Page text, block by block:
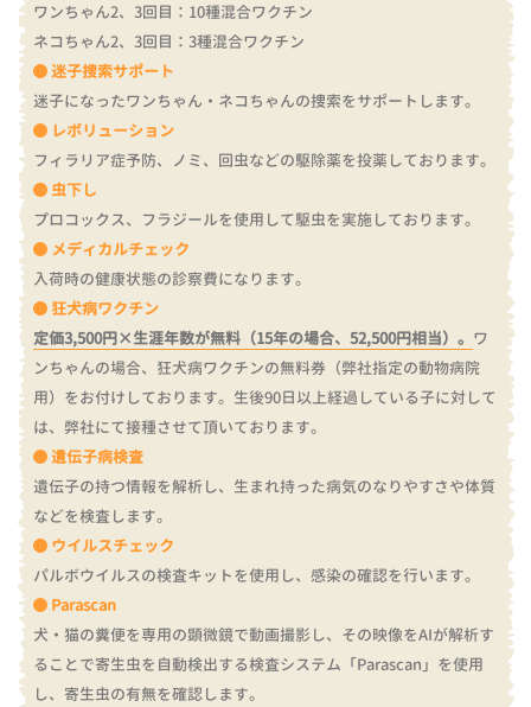
ワンちゃん2、3回目：10種混合ワクチン
ネコちゃん2、3回目：3種混合ワクチン
迷子捜索サポート
迷子になったワンちゃん・ネコちゃんの捜索をサポートします。
レボリューション
フィラリア症予防、ノミ、回虫などの駆除薬を投薬しております。
虫下し
プロコックス、フラジールを使用して駆虫を実施しております。
メディカルチェック
入荷時の健康状態の診察費になります。
狂犬病ワクチン
定価3,500円×生涯年数が無料（15年の場合、52,500円相当）。 ワ
ンちゃんの場合、狂犬病ワクチンの無料券（弊社指定の動物病院
用）をお付けしております。 生後90日以上経過している子に対して
は、弊社にて接種させて頂いております。
遺伝子病検査
遺伝子の持つ情報を解析し、生まれ持った病気のなりやすさや体質
などを検査します。
ウイルスチェック
パルボウイルスの検査キットを使用し、感染の確認を行います。
Parascan
犬・猫の糞便を専用の顕微鏡で動画撮影し、その映像をAIが解析す
ることで寄生虫を自動検出する検査システム「Parascan」を使用
し、寄生虫の有無を確認します。